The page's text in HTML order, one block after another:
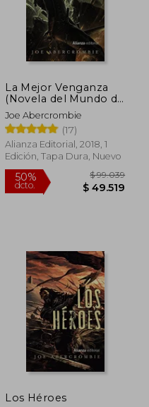
50%
La Mejor Venganza
(Novela del Mundo de
la Primera Ley)
Joe Abercrombie
(17)
Alianza Editorial, 2018, 1
Edición, Tapa Dura, Nuevo
Los Héroes